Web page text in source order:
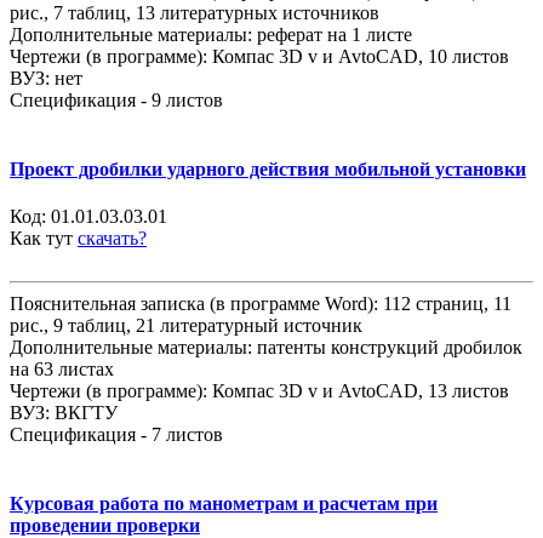
рис., 7 таблиц, 13 литературных источников
Дополнительные материалы: реферат на 1 листе
Чертежи (в программе): Компас 3D v и AvtoCAD, 10 листов
ВУЗ: нет
Спецификация - 9 листов
Проект дробилки ударного действия мобильной установки
Код: 01.01.03.03.01
Как тут скачать?
Пояснительная записка (в программе Word): 112 страниц, 11
рис., 9 таблиц, 21 литературный источник
Дополнительные материалы: патенты конструкций дробилок
на 63 листах
Чертежи (в программе): Компас 3D v и AvtoCAD, 13 листов
ВУЗ: ВКГТУ
Спецификация - 7 листов
Курсовая работа по манометрам и расчетам при
проведении проверки